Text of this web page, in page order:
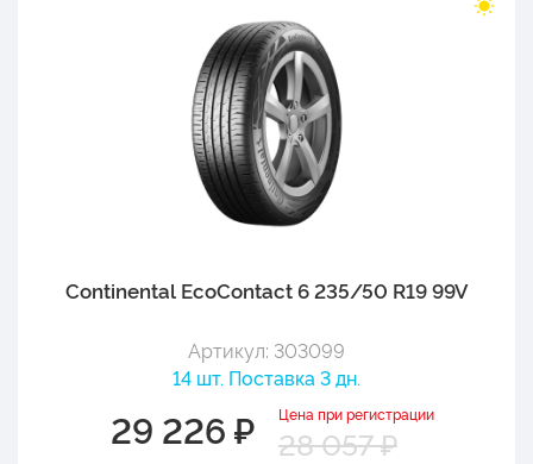
Continental EcoContact 6 235/50 R19 99V
Артикул: 303099
14 шт. Поставка 3 дн.
29 226 ₽ Цена при регистрации
28 057 ₽